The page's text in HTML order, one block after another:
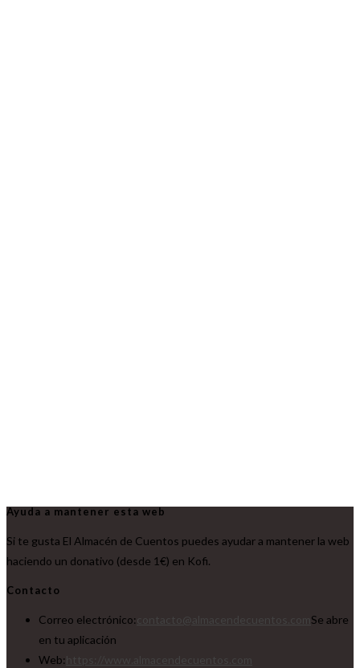
Ayuda a mantener esta web
Si te gusta El Almacén de Cuentos puedes ayudar a mantener la web
haciendo un donativo (desde 1€) en Kofi.
Contacto
Correo electrónico:
Se abre
en tu aplicación
Web: